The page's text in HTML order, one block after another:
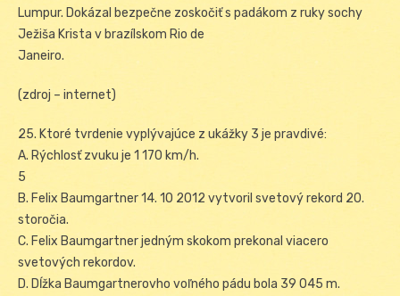
Lumpur. Dokázal bezpečne zoskočiť s padákom z ruky sochy
Ježiša Krista v brazílskom Rio de
Janeiro.
(zdroj – internet)
25. Ktoré tvrdenie vyplývajúce z ukážky 3 je pravdivé:
A. Rýchlosť zvuku je 1 170 km/h.
5
B. Felix Baumgartner 14. 10 2012 vytvoril svetový rekord 20.
storočia.
C. Felix Baumgartner jedným skokom prekonal viacero
svetových rekordov.
D. Dĺžka Baumgartnerovho voľného pádu bola 39 045 m.